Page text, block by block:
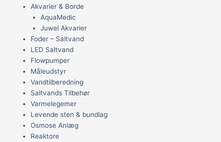
Akvarier & Borde
AquaMedic
Juwel Akvarier
Foder – Saltvand
LED Saltvand
Flowpumper
Måleudstyr
Vandtilberedning
Saltvands Tilbehør
Varmelegemer
Levende sten & bundlag
Osmose Anlæg
Reaktore